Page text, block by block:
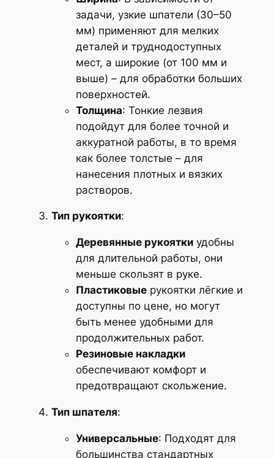
задачи, узкие шпатели (30–50
мм) применяют для мелких
деталей и труднодоступных
мест, а широкие (от 100 мм и
выше) – для обработки больших
поверхностей.
Толщина: Тонкие лезвия
подойдут для более точной и
аккуратной работы, в то время
как более толстые – для
нанесения плотных и вязких
растворов.
Тип рукоятки:
Деревянные рукояткиудобны
для длительной работы, они
меньше скользят в руке.
Пластиковыерукоятки лёгкие и
доступны по цене, но могут
быть менее удобными для
продолжительных работ.
Резиновые накладки
обеспечивают комфорт и
предотвращают скольжение.
Тип шпателя:
Универсальные: Подходят для
большинства стандартных